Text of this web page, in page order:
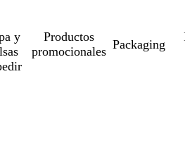
y
Productos
promocionales
Packaging